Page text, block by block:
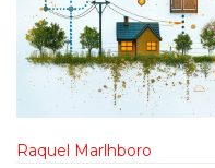
Raquel Marlhboro